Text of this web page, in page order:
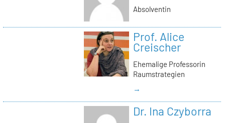
Absolventin
Prof. Alice
Creischer
Ehemalige Professorin
Raumstrategien
→
Dr. Ina Czyborra